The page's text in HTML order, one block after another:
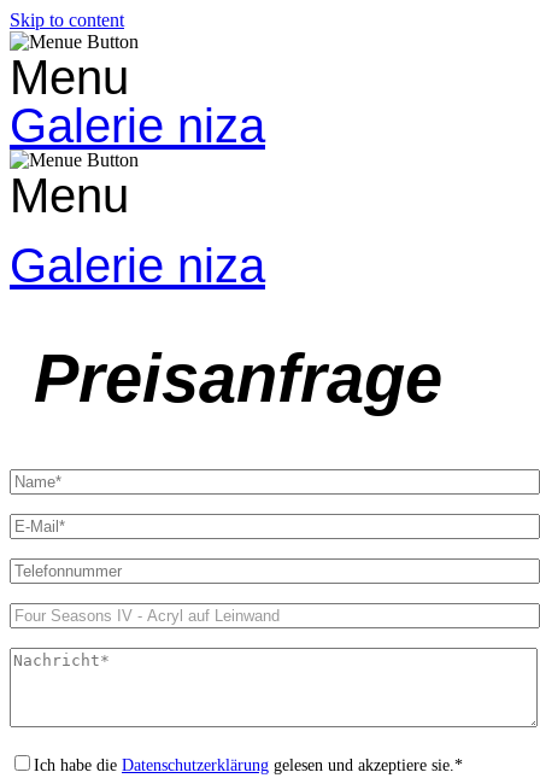
Skip to content
Menu
Galerie niza
Menu
Galerie niza
Preisanfrage
Ich habe die Datenschutzerklärung gelesen und akzeptiere sie.*